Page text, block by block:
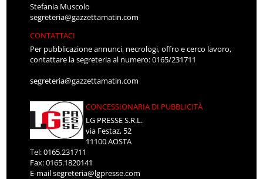
Stefania Muscolo
segreteria@gazzettamatin.com
CONTATTACI
Per pubblicazione annunci, necrologi, offro e cerco lavoro,
contattare la segreteria al numero: 0165/231711
segreteria@gazzettamatin.com
CONCESSIONARIA DI PUBBLICITÀ
LG PRESSE S.R.L.
via Festaz, 52
11100 AOSTA
Tel: 0165.231711
Fax: 0165.1820141
E-mailsegreteria@lgpresse.com